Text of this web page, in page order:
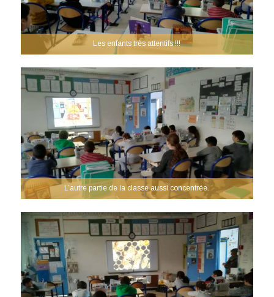
Les enfants très attentifs !!!
L’autre partie de la classe aussi concentrée.